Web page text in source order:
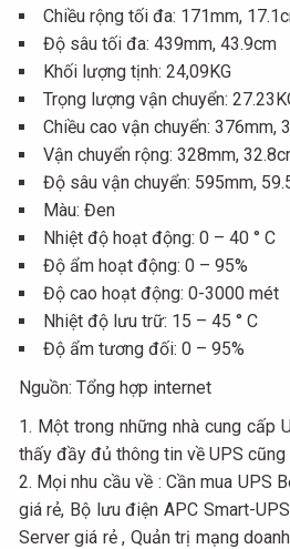
Chiều rộng tối đa: 171mm,
Độ sâu tối đa: 439mm, 43.9cm
Khối lượng tịnh: 24,09KG
Trọng lượng vận chuyển:
Chiều cao vận chuyển: 376mm,
Vận chuyển rộng: 328mm,
Độ sâu vận chuyển: 595mm,
Màu: Đen
Nhiệt độ hoạt động: 0 – 40 ° C
Độ ẩm hoạt động: 0 – 95%
Độ cao hoạt động: 0-3000 mét
Nhiệt độ lưu trữ: 15 – 45 ° C
Độ ẩm tương đối: 0 – 95%
Nguồn: Tổng hợp internet
Một trong những nhà cung cấp
thấy đầy đủ thông tin về UPS
Mọi nhu cầu về : Cần mua UPS
giá rẻ, Bộ lưu điện APC Smart-
Server giá rẻ , Quản trị mạng